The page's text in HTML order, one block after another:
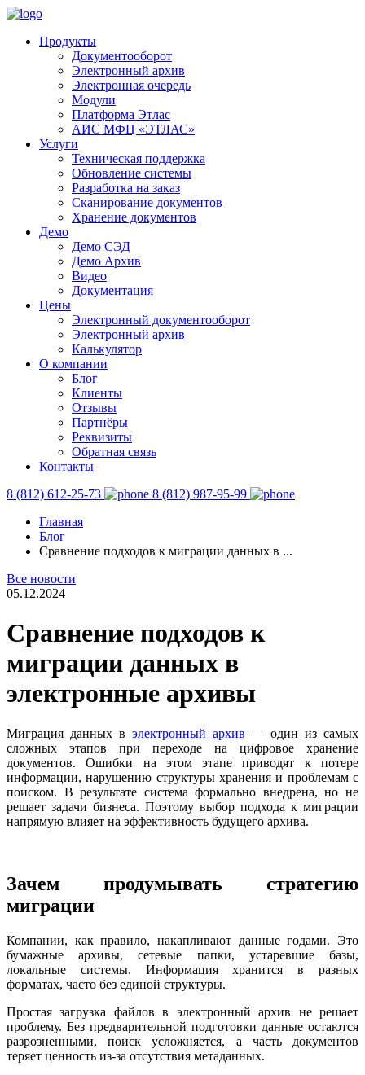
Продукты
Документооборот
Электронный архив
Электронная очередь
Модули
Платформа Этлас
АИС МФЦ «ЭТЛАС»
Услуги
Техническая поддержка
Обновление системы
Разработка на заказ
Сканирование документов
Хранение документов
Демо
Демо СЭД
Демо Архив
Видео
Документация
Цены
Электронный документооборот
Электронный архив
Калькулятор
О компании
Блог
Клиенты
Отзывы
Партнёры
Реквизиты
Обратная связь
Контакты
8 (812) 612-25-73
8 (812) 987-95-99
Главная
Блог
Сравнение подходов к миграции данных в ...
Все новости
05.12.2024
Сравнение подходов к
миграции данных в
электронные архивы
Миграция данных в электронный архив — один из самых
сложных этапов при переходе на цифровое хранение
документов. Ошибки на этом этапе приводят к потере
информации, нарушению структуры хранения и проблемам с
поиском. В результате система формально внедрена, но не
решает задачи бизнеса. Поэтому выбор подхода к миграции
напрямую влияет на эффективность будущего архива.
Зачем продумывать стратегию
миграции
Компании, как правило, накапливают данные годами. Это
бумажные архивы, сетевые папки, устаревшие базы,
локальные системы. Информация хранится в разных
форматах, часто без единой структуры.
Простая загрузка файлов в электронный архив не решает
проблему. Без предварительной подготовки данные остаются
разрозненными, поиск усложняется, а часть документов
теряет ценность из-за отсутствия метаданных.